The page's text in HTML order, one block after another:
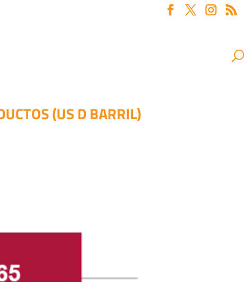
(US D BARRIL)